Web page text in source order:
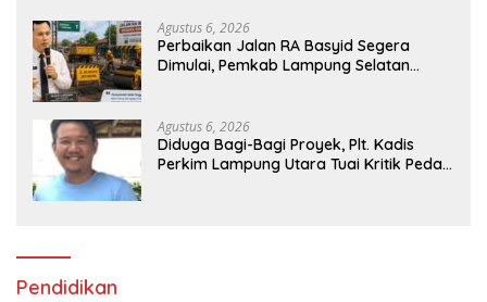
Agustus 6, 2026
Perbaikan Jalan RA Basyid Segera
Dimulai, Pemkab Lampung Selatan
Agustus 6, 2026
Diduga Bagi-Bagi Proyek, Plt. Kadis
Perkim Lampung Utara Tuai Kritik Pedas
Pendidikan